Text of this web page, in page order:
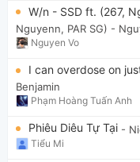
W/n - SSD ft. (267,
Nguyenn, PAR SG) -
Nguyen Vo
I can overdose on
Benjamin
Phạm Hoàng Tuấn Anh
Phiêu Diêu Tự Tại -
Tiểu Mi